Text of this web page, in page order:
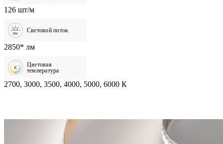
126 шт/м
Световой поток
2850* лм
Цветовая
температура
2700, 3000, 3500, 4000, 5000, 6000 К